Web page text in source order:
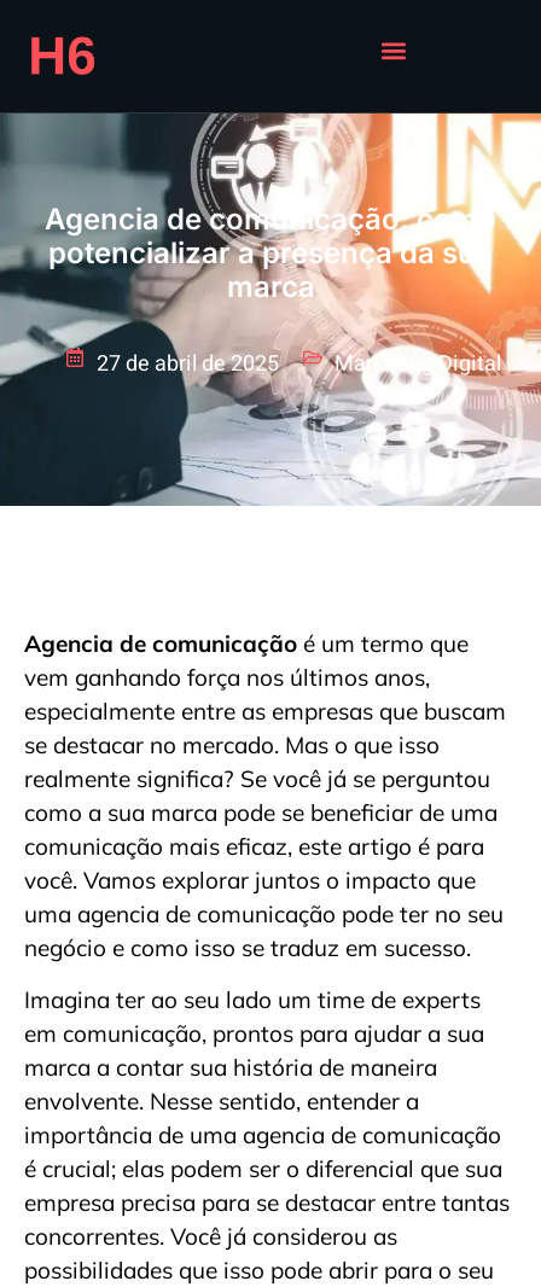
Agencia de comunicação: como
potencializar a presença da sua
marca
27 de abril de 2025 Marketing Digital
Agencia de comunicação é um termo que
vem ganhando força nos últimos anos,
especialmente entre as empresas que buscam
se destacar no mercado. Mas o que isso
realmente significa? Se você já se perguntou
como a sua marca pode se beneficiar de uma
comunicação mais eficaz, este artigo é para
você. Vamos explorar juntos o impacto que
uma agencia de comunicação pode ter no seu
negócio e como isso se traduz em sucesso.
Imagina ter ao seu lado um time de experts
em comunicação, prontos para ajudar a sua
marca a contar sua história de maneira
envolvente. Nesse sentido, entender a
importância de uma agencia de comunicação
é crucial; elas podem ser o diferencial que sua
empresa precisa para se destacar entre tantas
concorrentes. Você já considerou as
possibilidades que isso pode abrir para o seu